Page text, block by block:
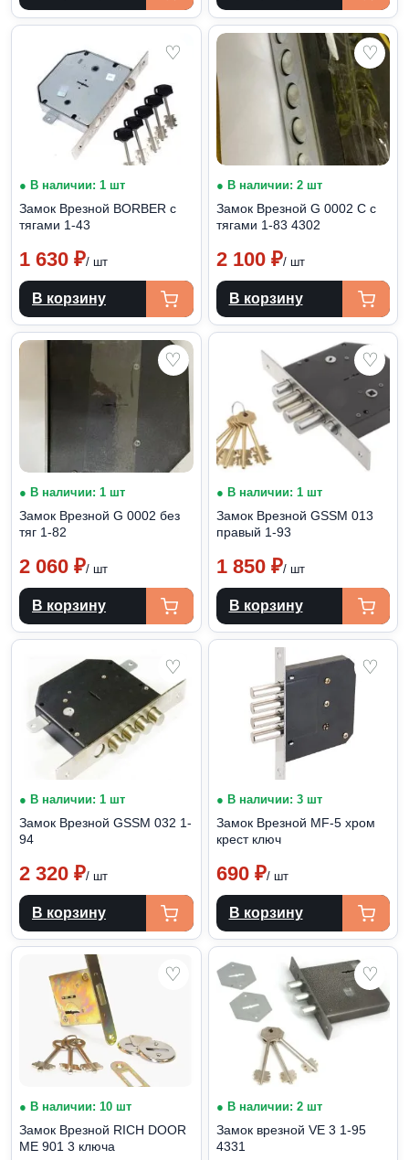
♡
● В наличии: 1 шт
Замок Врезной BORBER с
тягами 1-43
1 630 ₽/ шт
В корзину
♡
● В наличии: 2 шт
Замок Врезной G 0002 C с
тягами 1-83 4302
2 100 ₽/ шт
В корзину
♡
● В наличии: 1 шт
Замок Врезной G 0002 без
тяг 1-82
2 060 ₽/ шт
В корзину
♡
● В наличии: 1 шт
Замок Врезной GSSM 013
правый 1-93
1 850 ₽/ шт
В корзину
♡
● В наличии: 1 шт
Замок Врезной GSSM 032 1-
94
2 320 ₽/ шт
В корзину
♡
● В наличии: 3 шт
Замок Врезной MF-5 хром
крест ключ
690 ₽/ шт
В корзину
♡
● В наличии: 10 шт
Замок Врезной RICH DOOR
ME 901 3 ключа
♡
● В наличии: 2 шт
Замок врезной VE 3 1-95
4331